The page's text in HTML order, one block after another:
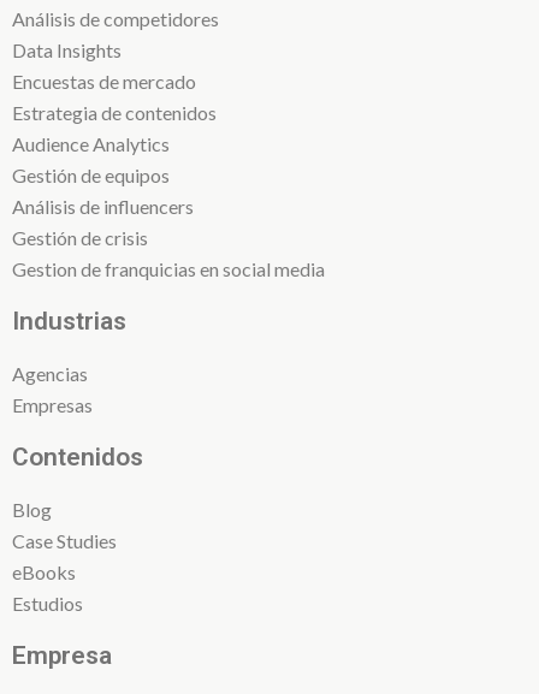
Análisis de competidores
Data Insights
Encuestas de mercado
Estrategia de contenidos
Audience Analytics
Gestión de equipos
Análisis de influencers
Gestión de crisis
Gestion de franquicias en social media
Industrias
Agencias
Empresas
Contenidos
Blog
Case Studies
eBooks
Estudios
Empresa